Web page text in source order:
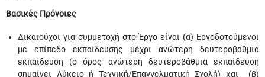
Βασικές Πρόνοιες
Δικαιούχοι για συμμετοχή στο Έργο είναι (α) Εργοδοτούμενοι
με επίπεδο εκπαίδευσης μέχρι ανώτερη δευτεροβάθμια
εκπαίδευση (ο όρος ανώτερη δευτεροβάθμια εκπαίδευση
σημαίνει Λύκειο ή Τεχνική/Επαγγελματική Σχολή) και (β)